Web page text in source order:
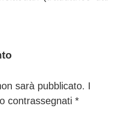
sarà pubblicato. I
contrassegnati *